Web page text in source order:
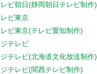
ビ朝日(静岡朝日テレビ制作)
ビ東京
ビ東京(テレビ愛知制作)
テレビ
テレビ(北海道文化放送制作)
テレビ(関西テレビ制作)